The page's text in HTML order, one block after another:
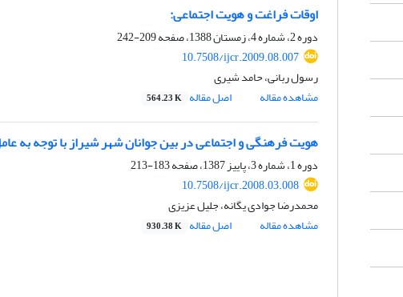
اوقات فراغت و هویت اجتماعی:
دوره 2، شماره 4، زمستان 1388، صفحه
209-242
10.7508/ijcr.2009.08.007
رسول ربانی، حامد شیری
مشاهده مقاله
اصل مقاله 564.23 K
هویت فرهنگی و اجتماعی در بین جوانان شهر شیراز با توجه به
دوره 1، شماره 3، پاییز 1387، صفحه
183-213
10.7508/ijcr.2008.03.008
محمدرضا جوادی یگانه، جلیل عزیزی
مشاهده مقاله
اصل مقاله 930.38 K